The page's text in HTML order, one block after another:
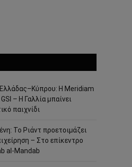
Η Meridiam
– Η Γαλλία μπαίνει
παιχνίδι
Το Ριάντ προετοιμάζει
– Στο επίκεντρο
al-Mandab